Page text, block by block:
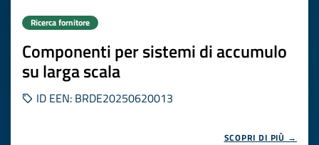
Ricerca fornitore
Componenti per sistemi di accumulo
su larga scala
ID EEN: BRDE20250620013
SCOPRI DI PIÙ →